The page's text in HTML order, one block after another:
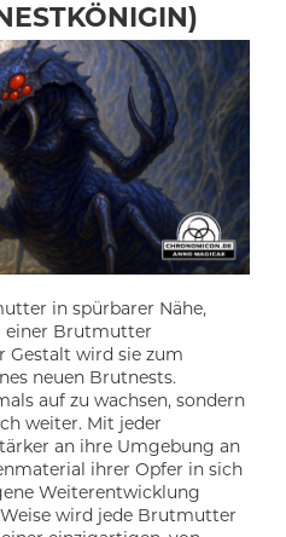
in spürbarer Nähe,
einer Brutmutter
Gestalt wird sie zum
neuen Brutnests.
auf zu wachsen, sondern
weiter. Mit jeder
an ihre Umgebung an
ihrer Opfer in sich
Weiterentwicklung
wird jede Brutmutter